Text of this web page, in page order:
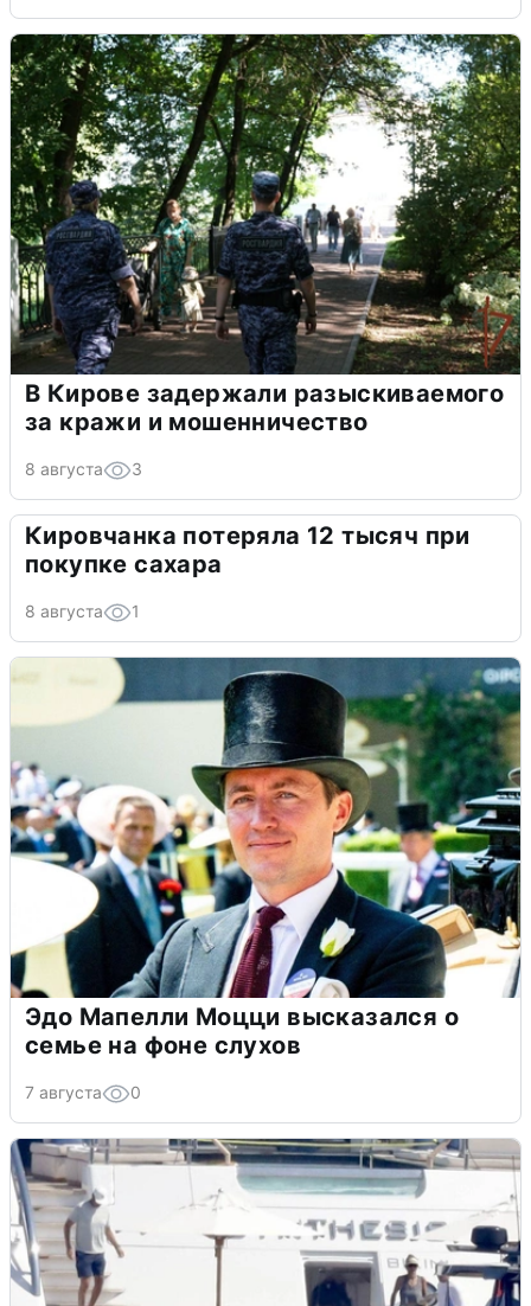
В Кирове задержали разыскиваемого
за кражи и мошенничество
8 августа 3
Кировчанка потеряла 12 тысяч при
покупке сахара
8 августа 1
Эдо Мапелли Моцци высказался о
семье на фоне слухов
7 августа 0